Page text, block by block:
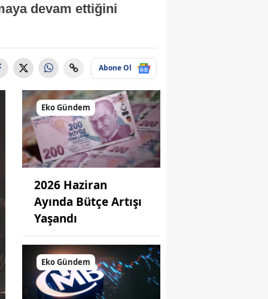
devam ettiğini
Abone Ol
Eko Gündem
2026 Haziran
Ayında Bütçe Artışı
Yaşandı
Eko Gündem